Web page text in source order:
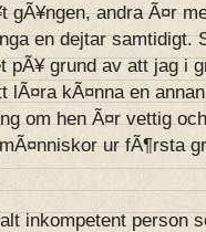
gÃ¥ngen, andra Ã¤r
en dejtar samtidigt.
pÃ¥ grund av att jag i
lÃ¤ra kÃ¤nna en
om hen Ã¤r vettig
ur fÃ¶rsta
inkompetent person